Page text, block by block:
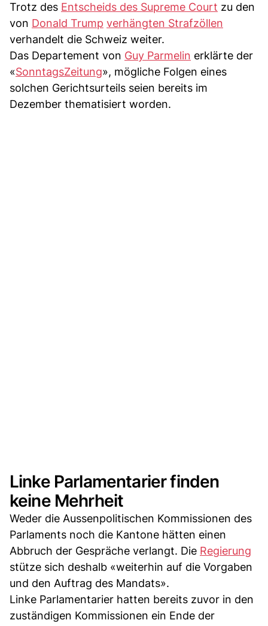
Trotz des Entscheids des Supreme Court zu den
von Donald Trump verhängten Strafzöllen
verhandelt die Schweiz weiter.
Das Departement von Guy Parmelin erklärte der
«SonntagsZeitung», mögliche Folgen eines
solchen Gerichtsurteils seien bereits im
Dezember thematisiert worden.
Linke Parlamentarier finden
keine Mehrheit
Weder die Aussenpolitischen Kommissionen des
Parlaments noch die Kantone hätten einen
Abbruch der Gespräche verlangt. Die Regierung
stütze sich deshalb «weiterhin auf die Vorgaben
und den Auftrag des Mandats».
Linke Parlamentarier hatten bereits zuvor in den
zuständigen Kommissionen ein Ende der